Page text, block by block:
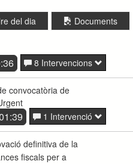
del dia Documents
8 Intervencions
convocatòria de
1 Intervenció
definitiva de la
fiscals per a